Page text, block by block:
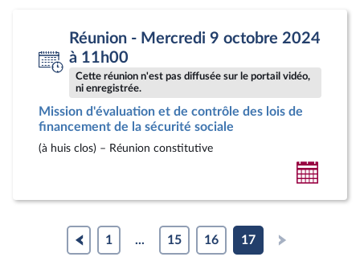
personnel
rendu
Réunion - Mercredi 9 octobre 2024
à 11h00
Cette réunion n'est pas diffusée sur le portail vidéo,
ni enregistrée.
Mission d'évaluation et de contrôle des lois de
financement de la sécurité sociale
(à huis clos) – Réunion constitutive
au
1 ... 15 16 17